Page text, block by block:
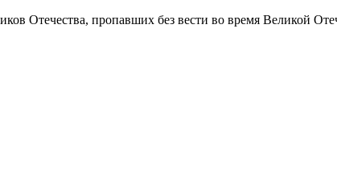
Отечества, пропавших без вести во время Великой